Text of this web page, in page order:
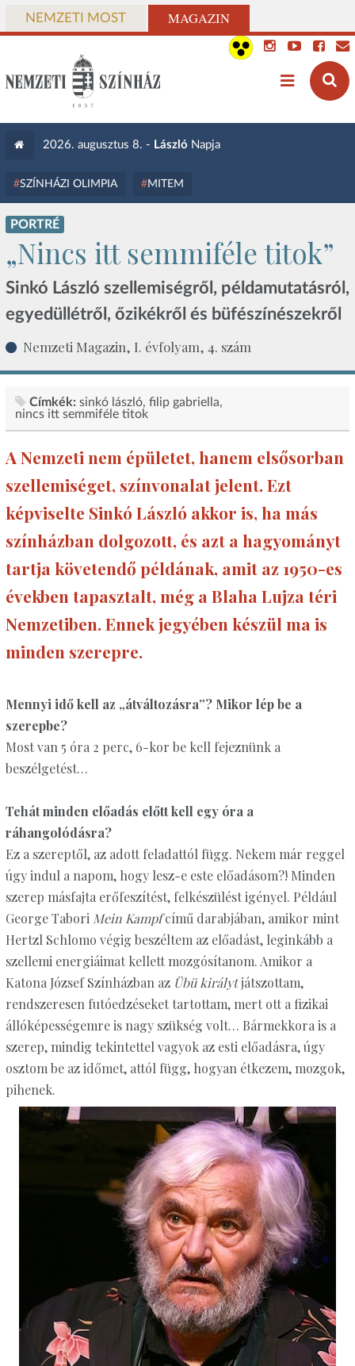
NEMZETI MOST MAGAZIN
2026. augusztus 8. - László Napja
SZÍNHÁZI OLIMPIA MITEM
PORTRÉ
„Nincs itt semmiféle titok”
Sinkó László szellemiségről, példamutatásról,
egyedüllétről, őzikékről és büfészínészekről
Nemzeti Magazin, I. évfolyam, 4. szám
Címkék: sinkó lászló filip gabriella
nincs itt semmiféle titok
A Nemzeti nem épületet, hanem elsősorban
szellemiséget, színvonalat jelent. Ezt
képviselte Sinkó László akkor is, ha más
színházban dolgozott, és azt a hagyományt
tartja követendő példának, amit az 1950-es
években tapasztalt, még a Blaha Lujza téri
Nemzetiben. Ennek jegyében készül ma is
minden szerepre.
Mennyi idő kell az „átváltozásra”? Mikor lép be a
szerepbe?
Most van 5 óra 2 perc, 6-kor be kell fejeznünk a
beszélgetést…
Tehát minden előadás előtt kell egy óra a
ráhangolódásra?
Ez a szereptől, az adott feladattól függ. Nekem már reggel
úgy indul a napom, hogy lesz-e este előadásom?! Minden
szerep másfajta erőfeszítést, felkészülést igényel. Például
George Tabori Mein Kampfcímű darabjában, amikor mint
Hertzl Schlomo végig beszéltem az előadást, leginkább a
szellemi energiáimat kellett mozgósítanom. Amikor a
Katona József Színházban az Übü királytjátszottam,
rendszeresen futóedzéseket tartottam, mert ott a fizikai
állóképességemre is nagy szükség volt… Bármekkora is a
szerep, mindig tekintettel vagyok az esti előadásra, úgy
osztom be az időmet, attól függ, hogyan étkezem, mozgok,
pihenek.